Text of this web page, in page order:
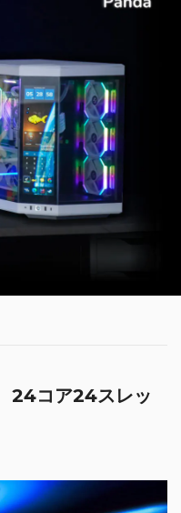
24コア24スレッ